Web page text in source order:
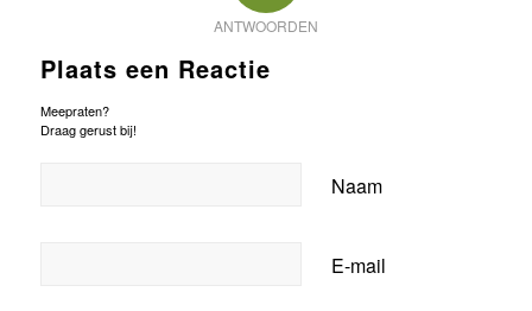
ANTWOORDEN
Plaats een Reactie
Meepraten?
Draag gerust bij!
Naam
E-mail